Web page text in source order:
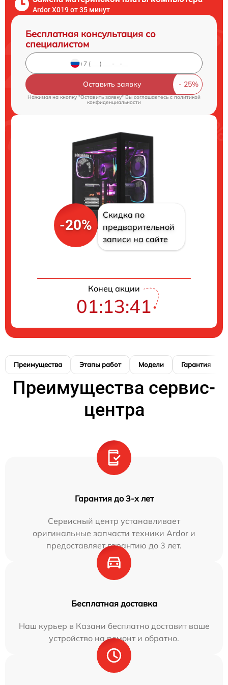
Ardor X019 от 35 минут
Бесплатная консультация со
специалистом
Оставить заявку
Нажимая на кнопку "Оставить заявку" Вы соглашаетесь cполитикой
конфиденциальности
-20%
Скидка по
предварительной
записи на сайте
Конец акции
01:13:40
Преимущества Этапы работ Модели Гарантия
Преимущества сервис-
центра
Гарантия до 3-х лет
Сервисный центр устанавливает
оригинальные запчасти техники Ardor и
предоставляет гарантию до 3 лет.
Бесплатная доставка
Наш курьер в Казани бесплатно доставит ваше
устройство на ремонт и обратно.